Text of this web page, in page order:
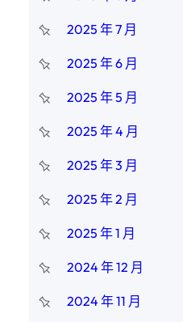
2025 年 7 月
2025 年 6 月
2025 年 5 月
2025 年 4 月
2025 年 3 月
2025 年 2 月
2025 年 1 月
2024 年 12 月
2024 年 11 月